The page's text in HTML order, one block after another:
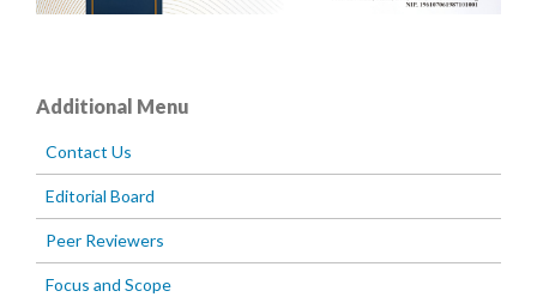
Additional Menu
Contact Us
Editorial Board
Peer Reviewers
Focus and Scope